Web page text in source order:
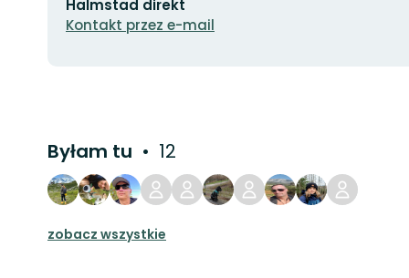
e-
Halmstad direkt
Kontakt przez e-mail
Byłam tu 12
zobacz wszystkie